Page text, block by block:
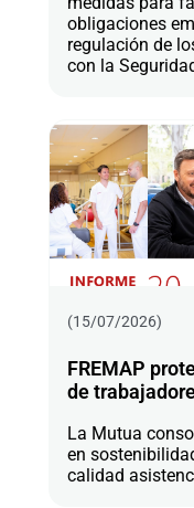
obligaciones
regulación de
con la
(15/07/2026)
FREMAP
de
La Mutua
en
calidad